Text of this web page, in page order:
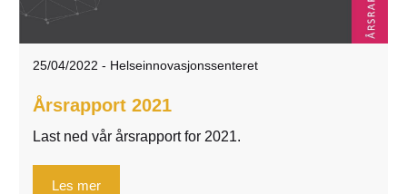
25/04/2022 - Helseinnovasjonssenteret
Årsrapport 2021
Last ned vår årsrapport for 2021.
Les mer